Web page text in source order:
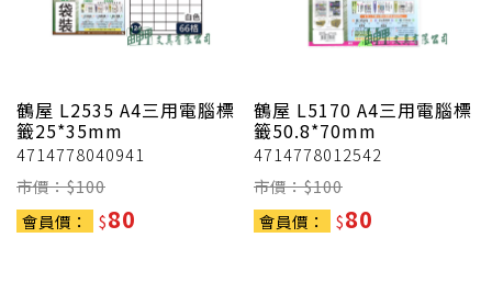
鶴屋 L2535 A4三用電腦標
籤25*35mm
4714778040941
市價：$100
會員價：
$80
鶴屋 L5170 A4三用電腦標
籤50.8*70mm
4714778012542
市價：$100
會員價：
$80